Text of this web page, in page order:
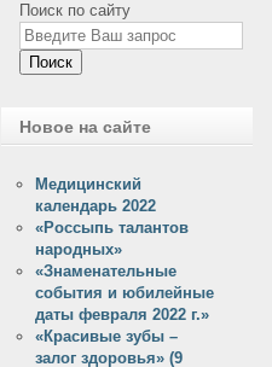
Поиск по сайту
Поиск
Новое на сайте
Медицинский
календарь 2022
«Россыпь талантов
народных»
«Знаменательные
события и юбилейные
даты февраля 2022 г.»
«Красивые зубы –
залог здоровья» (9